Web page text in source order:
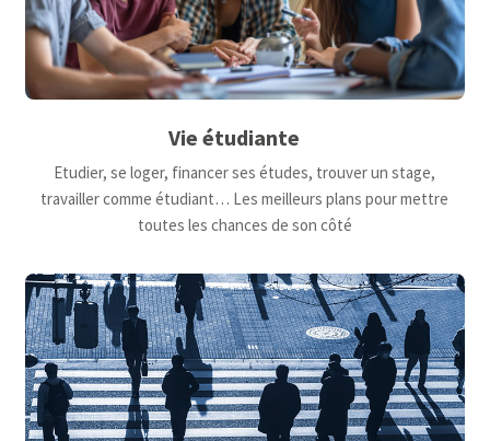
Vie étudiante
Etudier, se loger, financer ses études, trouver un stage,
travailler comme étudiant… Les meilleurs plans pour mettre
toutes les chances de son côté